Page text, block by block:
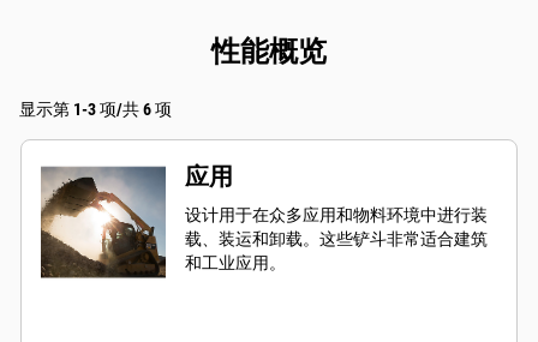
性能概览
显示第 1-3 项/共 6 项
应用
设计用于在众多应用和物料环境中进行装
载、装运和卸载。这些铲斗非常适合建筑
和工业应用。